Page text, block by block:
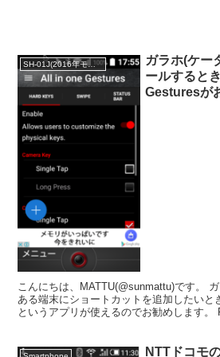
SH-01J(2016年モデル)
ガラホ(ケー
ールすると
Gesturesが
こんにちは、MATTU(@sunmattu)です。
ある端末にショートカットを追加したいと
というアプリが使えるのでお勧めします。
NTTドコモ